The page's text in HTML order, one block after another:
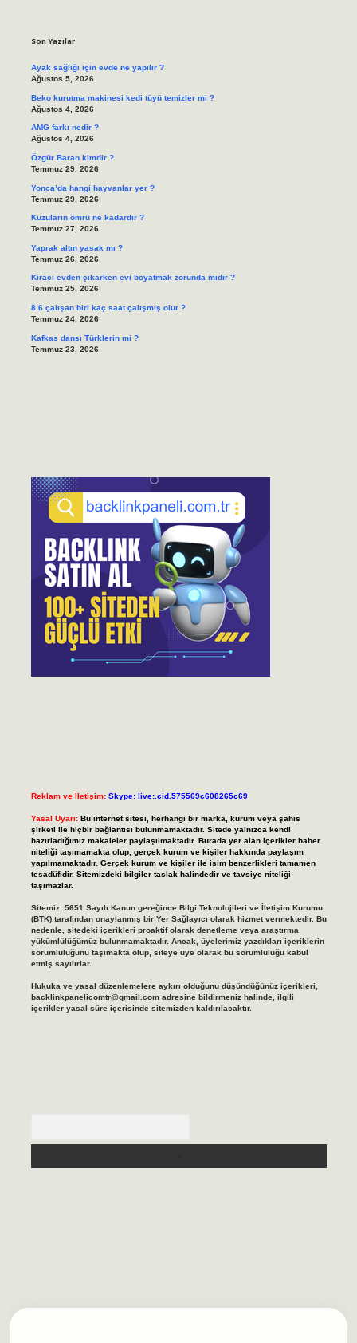
Son Yazılar
Ayak sağlığı için evde ne yapılır ?
Ağustos 5, 2026
Beko kurutma makinesi kedi tüyü temizler mi ?
Ağustos 4, 2026
AMG farkı nedir ?
Ağustos 4, 2026
Özgür Baran kimdir ?
Temmuz 29, 2026
Yonca’da hangi hayvanlar yer ?
Temmuz 29, 2026
Kuzuların ömrü ne kadardır ?
Temmuz 27, 2026
Yaprak altın yasak mı ?
Temmuz 26, 2026
Kiracı evden çıkarken evi boyatmak zorunda mıdır ?
Temmuz 25, 2026
8 6 çalışan biri kaç saat çalışmış olur ?
Temmuz 24, 2026
Kafkas dansı Türklerin mi ?
Temmuz 23, 2026
Reklam ve İletişim: Skype: live:.cid.575569c608265c69
Yasal Uyarı: Bu internet sitesi, herhangi bir marka, kurum veya şahıs
şirketi ile hiçbir bağlantısı bulunmamaktadır. Sitede yalnızca kendi
hazırladığımız makaleler paylaşılmaktadır. Burada yer alan içerikler haber
niteliği taşımamakta olup, gerçek kurum ve kişiler hakkında paylaşım
yapılmamaktadır. Gerçek kurum ve kişiler ile isim benzerlikleri tamamen
tesadüfidir. Sitemizdeki bilgiler taslak halindedir ve tavsiye niteliği
taşımazlar.
Sitemiz, 5651 Sayılı Kanun gereğince Bilgi Teknolojileri ve İletişim Kurumu
(BTK) tarafından onaylanmış bir Yer Sağlayıcı olarak hizmet vermektedir. Bu
nedenle, sitedeki içerikleri proaktif olarak denetleme veya araştırma
yükümlülüğümüz bulunmamaktadır. Ancak, üyelerimiz yazdıkları içeriklerin
sorumluluğunu taşımakta olup, siteye üye olarak bu sorumluluğu kabul
etmiş sayılırlar.
Hukuka ve yasal düzenlemelere aykırı olduğunu düşündüğünüz içerikleri,
backlinkpanelicomtr@gmail.comadresine bildirmeniz halinde, ilgili
içerikler yasal süre içerisinde sitemizden kaldırılacaktır.